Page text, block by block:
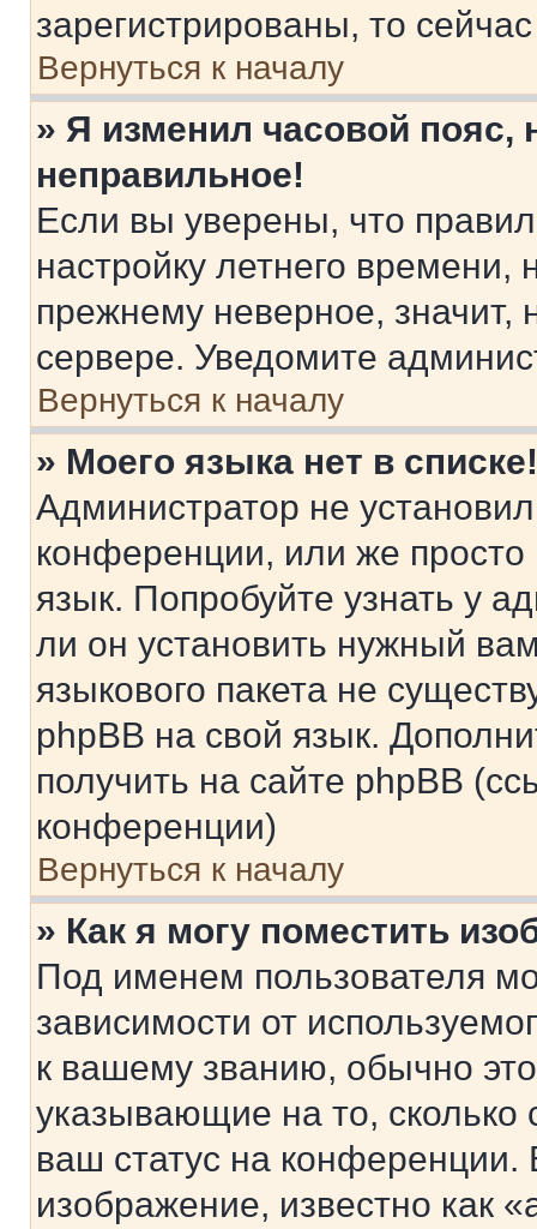
зарегистрированы, то
Вернуться к началу
» Я изменил часовой пояс,
неправильное!
Если вы уверены, что
настройку летнего
прежнему неверное, значит,
сервере. Уведомите
Вернуться к началу
» Моего языка нет в списке!
Администратор не
конференции, или же
язык. Попробуйте узнать у
ли он установить нужный
языкового пакета не
phpBB на свой язык.
получить на сайте phpBB
конференции)
Вернуться к началу
» Как я могу поместить
Под именем пользователя
зависимости от
к вашему званию, обычно это
указывающие на то,
ваш статус на
изображение, известно как